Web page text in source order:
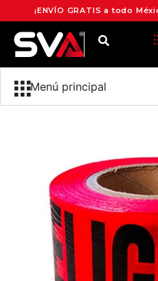
¡ENVÍO GRATIS a todo
Menú principal